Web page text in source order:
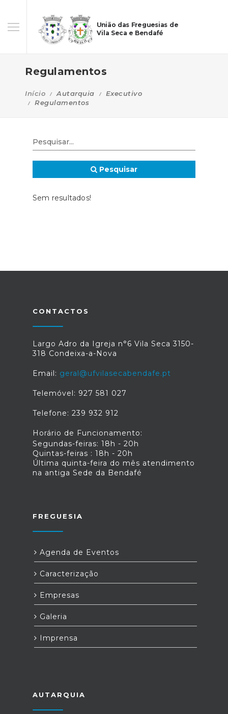
União das Freguesias de
Vila Seca e Bendafé
Regulamentos
Início Autarquia
Executivo
Regulamentos
Pesquisar
Sem resultados!
CONTACTOS
Largo Adro da Igreja n°6 Vila Seca 3150-
318 Condeixa-a-Nova
Email: geral@ufvilasecabendafe.pt
Telemóvel: 927 581 027
Telefone: 239 932 912
Horário de Funcionamento:
Segundas-feiras: 18h - 20h
Quintas-feiras : 18h - 20h
Última quinta-feira do mês atendimento
na antiga Sede da Bendafé
FREGUESIA
Agenda de Eventos
Caracterização
Empresas
Galeria
Imprensa
AUTARQUIA